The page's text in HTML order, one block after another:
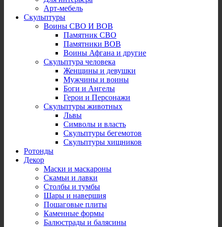
Арт-мебель
Скульптуры
Воины СВО И ВОВ
Памятник СВО
Памятники ВОВ
Воины Афгана и другие
Скульптура человека
Женщины и девушки
Мужчины и воины
Боги и Ангелы
Герои и Персонажи
Скульптуры животных
Львы
Символы и власть
Скульптуры бегемотов
Скульптуры хищников
Ротонды
Декор
Маски и маскароны
Скамьи и лавки
Столбы и тумбы
Шары и навершия
Пошаговые плиты
Каменные формы
Балюстрады и балясины